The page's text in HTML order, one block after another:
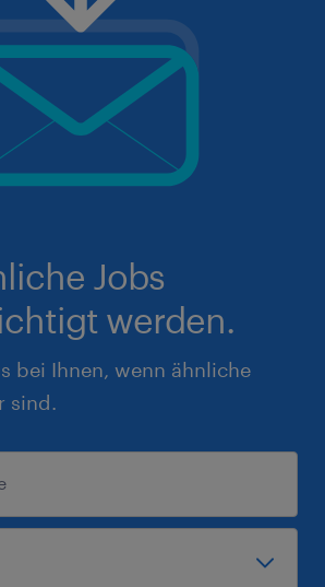
Jobs
werden.
bei Ihnen, wenn ähnliche
sind.